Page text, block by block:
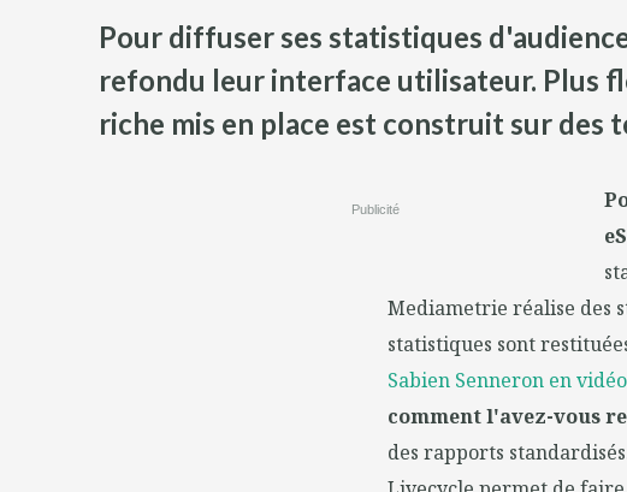
Pour diffuser ses statistiques
refondu leur interface utilisateur. Plus
riche mis en place est construit sur des
Publicité
Mediametrie réalise des
statistiques sont
Sabien Senneron en vidéo
comment l'avez-vous
des rapports